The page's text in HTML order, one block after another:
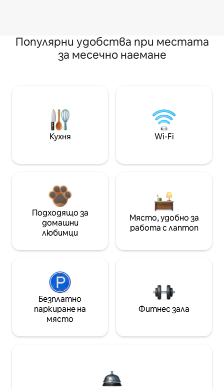
Популярни удобства при местата
за месечно наемане
Кухня Wi-Fi
Подходящо за
домашни
любимци
Място, удобно за
работа с лаптоп
Безплатно
паркиране на
място
Фитнес зала